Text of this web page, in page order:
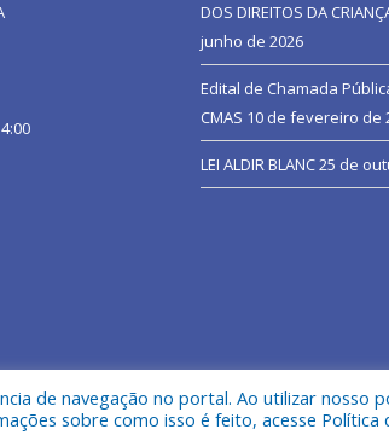
DOS DIREITOS DA
junho de 2026
Edital de Chamada
CMAS 10 de fevereiro de
LEI ALDIR BLANC25 de
Municipal de São João do Araguaia.
de navegação no portal. Ao utilizar nosso
sobre como isso é feito, acesse Política